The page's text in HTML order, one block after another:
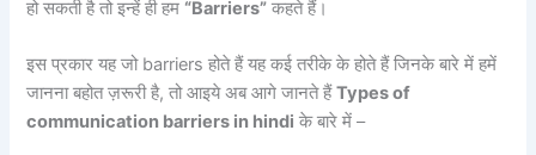
हो सकती है तो इन्हें ही हम “Barriers” कहते हैं।
इस प्रकार यह जो barriers होते हैं यह कई तरीके के होते हैं जिनके बारे में हमें
जानना बहोत ज़रूरी है, तो आइये अब आगे जानते हैंTypes of
communication barriers in hindi के बारे में –